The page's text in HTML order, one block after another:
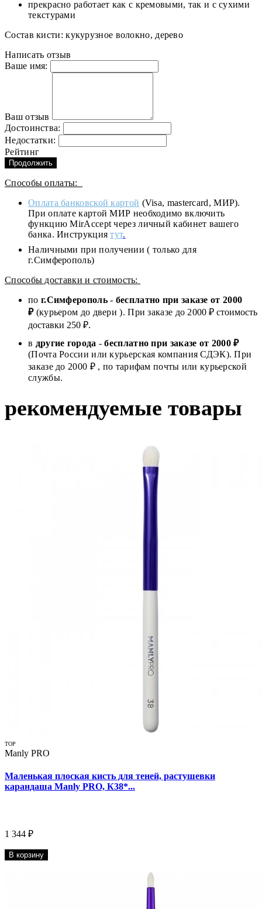
прекрасно работает как с кремовыми, так и с сухими
текстурами
Состав кисти: кукурузное волокно, дерево
Написать отзыв
Ваше имя:
Ваш отзыв
Достоинства:
Недостатки:
Рейтинг
Продолжить
Способы оплаты:
Оплата банковской картой (Visa, mastercard, МИР).
При оплате картой МИР необходимо включить
функцию MirAccept через личный кабинет вашего
банка. Инструкциятут.
Наличными при получении ( только для
г.Симферополь)
Способы доставки и стоимость:
по г.Симферополь- бесплатно при заказе от 2000
₽(курьером до двери ). При заказе до 2000 ₽ стоимость
доставки 250 ₽.
в другие города -бесплатно при заказе от 2000 ₽
(Почта России или курьерская компания СДЭК). При
заказе до 2000 ₽ , по тарифам почты или курьерской
службы.
рекомендуемые товары
TOP
Manly PRO
Маленькая плоская кисть для теней, растушевки
карандаша Manly PRO, К38*...
1 344 ₽
В корзину